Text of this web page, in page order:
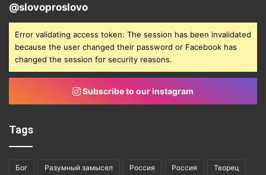
@slovoproslovo
Error validating access token: The session has been invalidated
because the user changed their password or Facebook has
changed the session for security reasons.
Subscribe to our instagram
Tags
Бог Разумный замысел Россия Россия Творец